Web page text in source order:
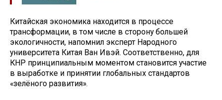
Китайская экономика находится в процессе
трансформации, в том числе в сторону большей
экологичности, напомнил эксперт Народного
университета Китая Ван Ивэй. Соответственно, для
КНР принципиальным моментом становится участие
в выработке и принятии глобальных стандартов
«зелёного развития».